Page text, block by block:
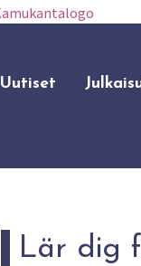
Uutiset
Lär dig